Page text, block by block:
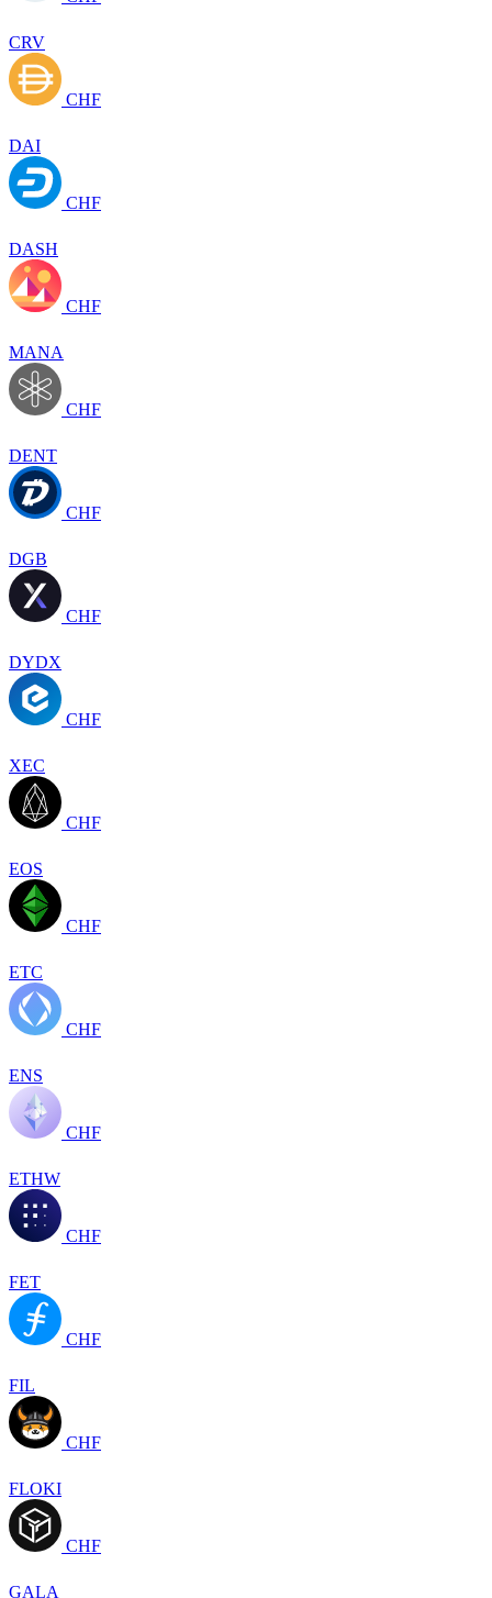
CRV
CHF
DAI
CHF
DASH
CHF
MANA
CHF
DENT
CHF
DGB
CHF
DYDX
CHF
XEC
CHF
EOS
CHF
ETC
CHF
ENS
CHF
ETHW
CHF
FET
CHF
FIL
CHF
FLOKI
CHF
GALA